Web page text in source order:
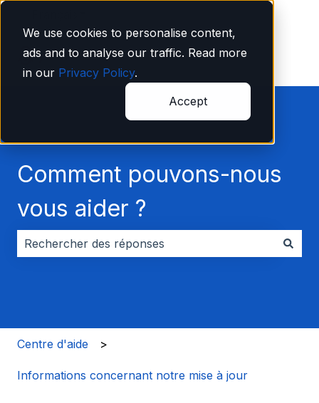
We use cookies to personalise content,
ads and to analyse our traffic. Read more
in our Privacy Policy.
Accept
Comment pouvons-nous
vous aider ?
Centre d'aide
Informations concernant notre mise à jour